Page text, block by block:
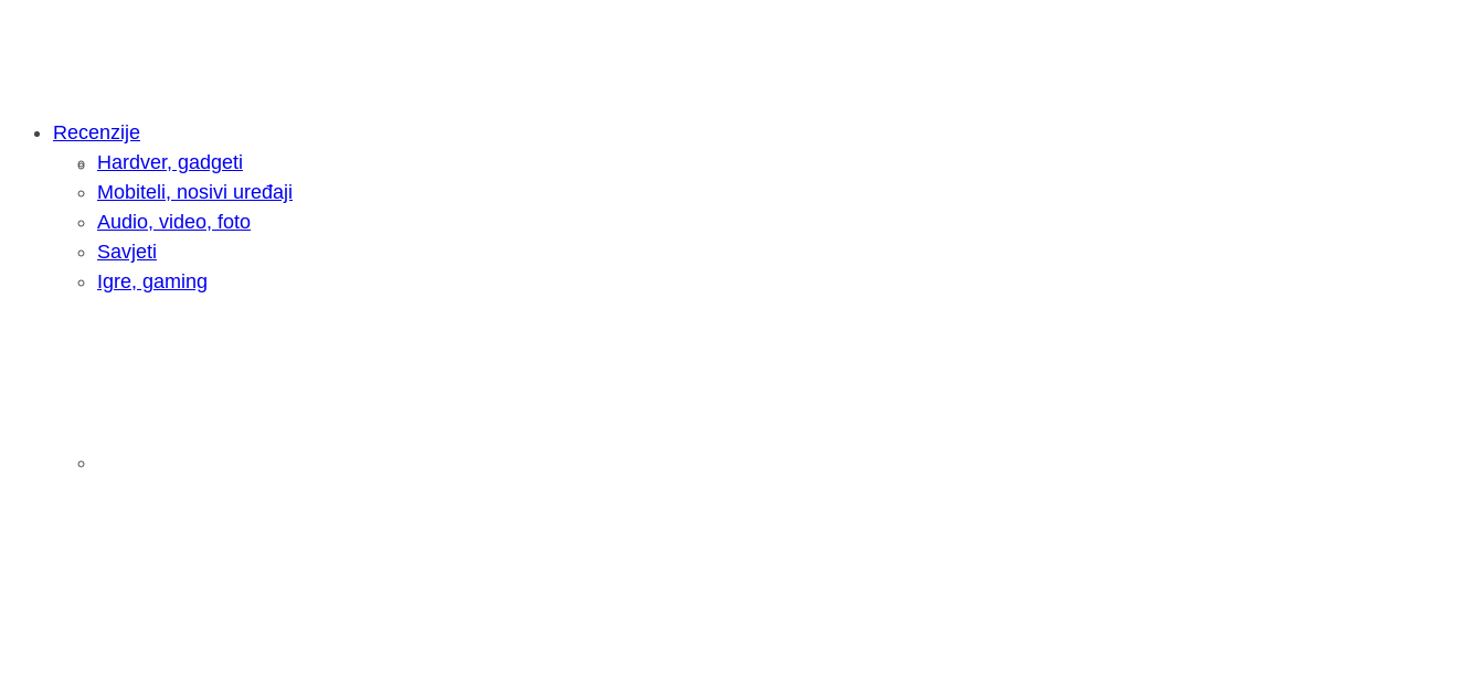
Intervju: Goran Jović, fotograf - Hrvatska kakvu svijet tek otkriva
Recenzije
Hardver, gadgeti
Mobiteli, nosivi uređaji
Audio, video, foto
Savjeti
Igre, gaming